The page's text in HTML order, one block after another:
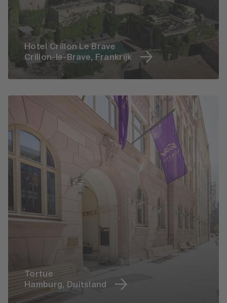
Hotel Crillon Le Brave
Crillon-le-Brave, Frankrijk
Tortue
Hamburg, Duitsland